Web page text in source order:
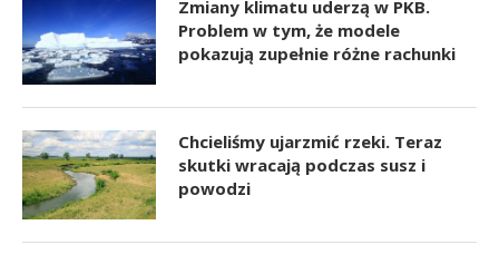
Zmiany klimatu uderzą w PKB.
Problem w tym, że modele
pokazują zupełnie różne rachunki
Chcieliśmy ujarzmić rzeki. Teraz
skutki wracają podczas susz i
powodzi